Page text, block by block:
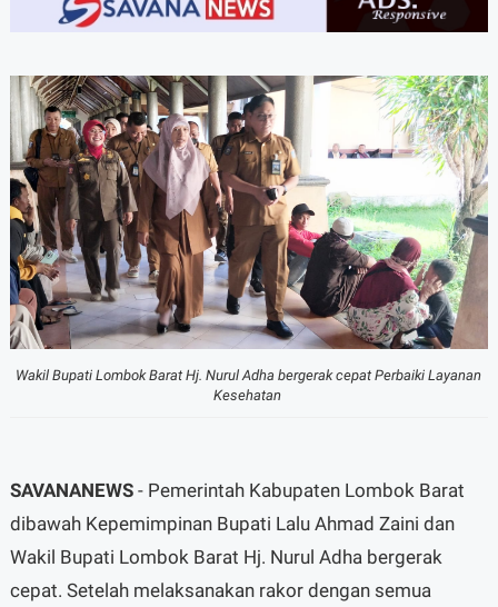
A- A+
Wakil Bupati Lombok Barat Hj. Nurul Adha bergerak cepat Perbaiki Layanan
Kesehatan
SAVANANEWS- Pemerintah Kabupaten Lombok Barat
dibawah Kepemimpinan Bupati Lalu Ahmad Zaini dan
Wakil Bupati Lombok Barat Hj. Nurul Adha bergerak
cepat. Setelah melaksanakan rakor dengan semua